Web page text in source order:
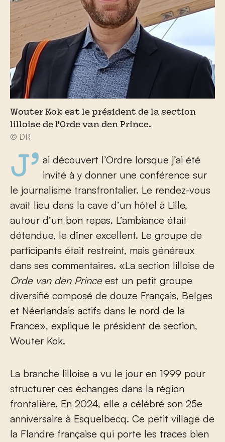
Wouter Kok est le président de la section
lilloise de l'Orde van den Prince.
© DR
J’ai découvert l’Ordre lorsque j’ai été invité à y donner une conférence sur
le journalisme transfrontalier. Le rendez-vous
avait lieu dans la cave d’un hôtel à Lille,
autour d’un bon repas. L’ambiance était
détendue, le dîner excellent. Le groupe de
participants était restreint, mais généreux
dans ses commentaires. «La section lilloise de
Orde van den Princeest un petit groupe
diversifié composé de douze Français, Belges
et Néerlandais actifs dans le nord de la
France», explique le président de section,
Wouter Kok.
La branche lilloise a vu le jour en 1999 pour
structurer ces échanges dans la région
frontalière. En 2024, elle a célébré son 25e
anniversaire à Esquelbecq. Ce petit village de
la Flandre française qui porte les traces bien